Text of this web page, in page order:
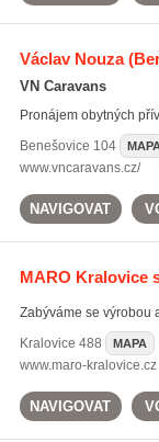
Václav Nouza
VN Caravans
Pronájem obytných
Benešovice 104
www.vncaravans.cz/
NAVIGOVAT
MARO Kralovice
Zabýváme se výrobou
Kralovice 488 MAPA
www.maro-kralovice.cz
NAVIGOVAT